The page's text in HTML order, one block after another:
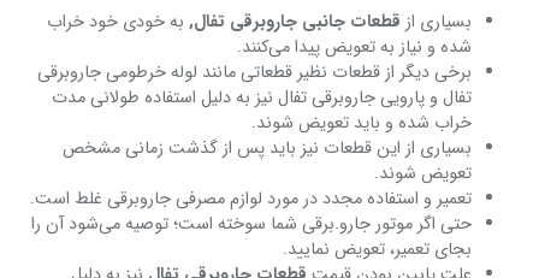
بسیاری از قطعات جانبی جاروبرقی تفال, به خودی خود خراب
شده و نیاز به تعویض پیدا می‌کنند.
برخی دیگر از قطعات نظیر قطعاتی مانند لوله خرطومی جاروبرقی
تفال و پارویی جاروبرقی تفال نیز به دلیل استفاده طولانی مدت
خراب شده و باید تعویض شوند.
بسیاری از این قطعات نیز باید پس از گذشت زمانی مشخص
تعویض شوند.
تعمیر و استفاده مجدد در مورد لوازم مصرفی جاروبرقی غلط است.
حتی اگر موتور جارو.برقی شما سوخته است؛ توصیه می‌شود آن را
بجای تعمیر، تعویض نمایید.